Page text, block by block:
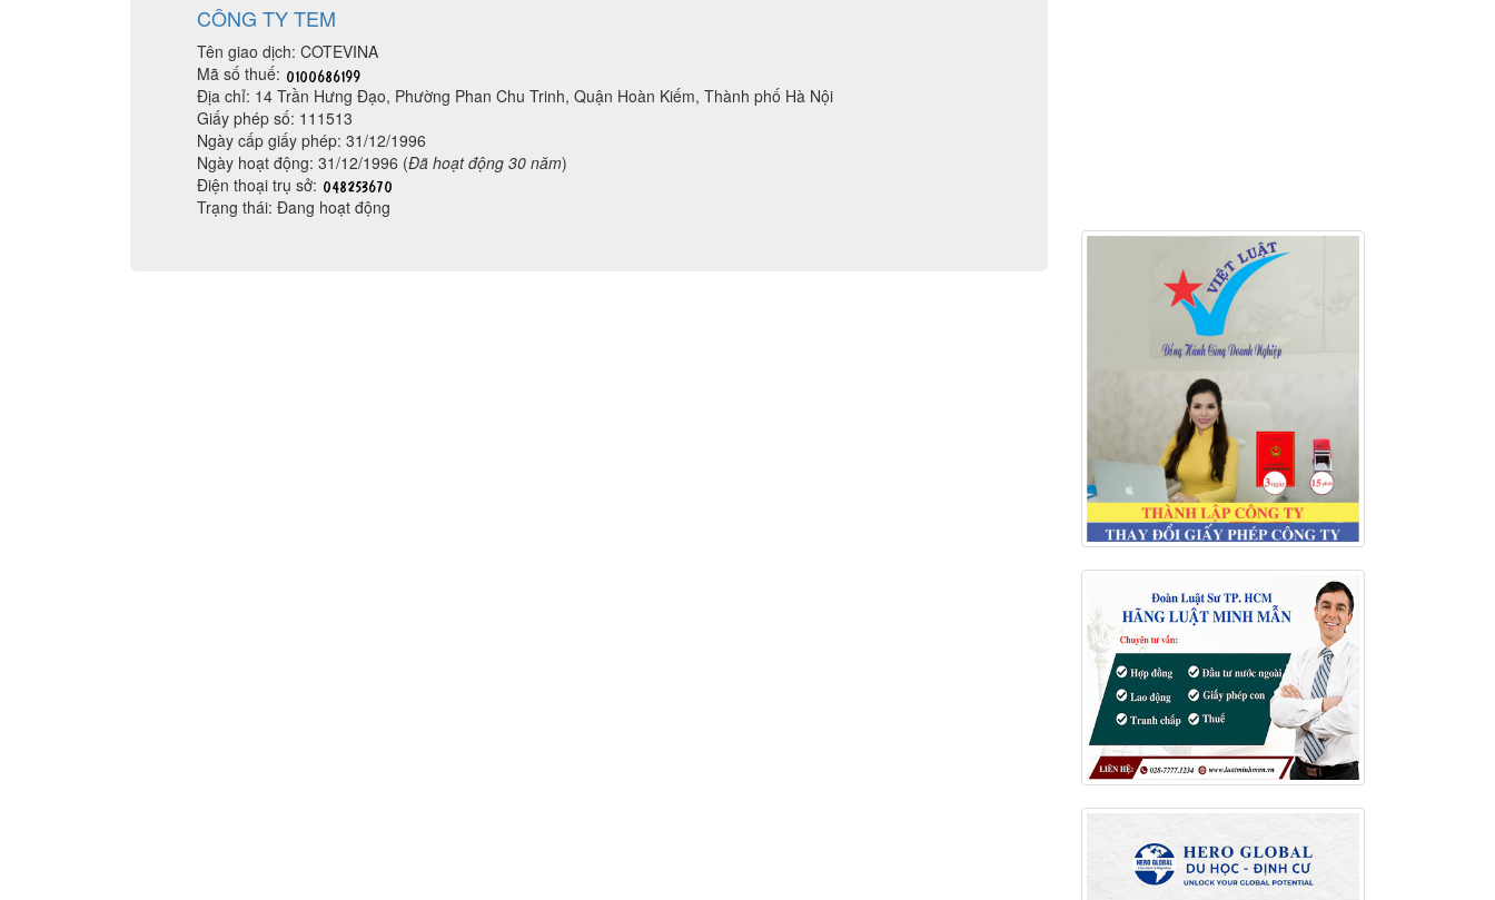
CÔNG TY TEM
Tên giao dịch: COTEVINA
Mã số thuế:
Địa chỉ: 14 Trần Hưng Đạo, Phường Phan Chu Trinh, Quận Hoàn Kiếm, Thành phố Hà Nội
Giấy phép số: 111513
Ngày cấp giấy phép: 31/12/1996
Ngày hoạt động: 31/12/1996 (Đã hoạt động 30 năm)
Điện thoại trụ sở:
Trạng thái: Đang hoạt động